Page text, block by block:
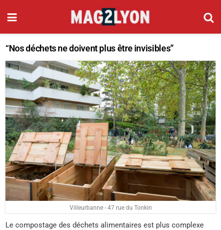
“Nos déchets ne doivent plus être invisibles”
Villeurbanne - 47 rue du Tonkin
Le compostage des déchets alimentaires est plus complexe